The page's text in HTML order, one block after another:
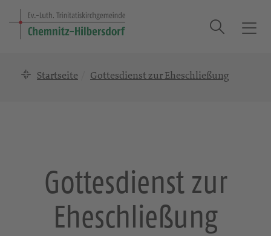
T
Suche
Startseite Gottesdienst zur Eheschließung
Gottesdienst zur
Eheschließung